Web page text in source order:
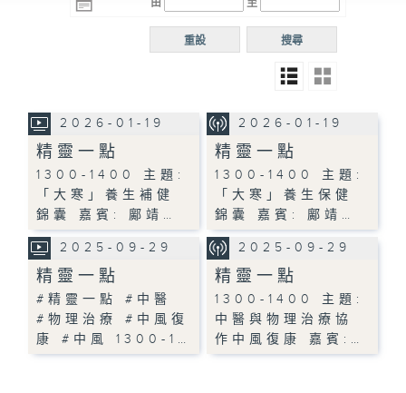
R5
普通
由 至
搜尋
重設
2026-01-19
精靈一點
1300-1400 主題:
「大寒」養生補健
錦囊 嘉賓: 鄺靖…
2026-01-19
精靈一點
1300-1400 主題:
「大寒」養生保健
錦囊 嘉賓: 鄺靖…
2025-09-29
精靈一點
#精靈一點 #中醫
#物理治療 #中風復
康 #中風 1300-1…
2025-09-29
精靈一點
1300-1400 主題:
中醫與物理治療協
作中風復康 嘉賓:…